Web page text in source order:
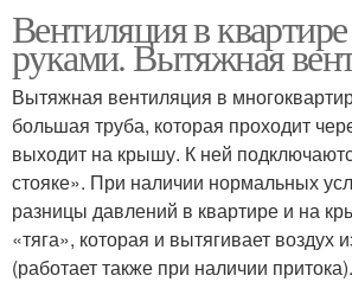
Вентиляция в
руками. Вытяжная
Вытяжная вентиляция в
большая труба, которая проходит
выходит на крышу. К ней
стояке». При наличии нормальных
разницы давлений в квартире и на
«тяга», которая и вытягивает воздух
(работает также при наличии притока).